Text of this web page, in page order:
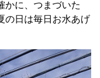
かに、つまづいた
の日は毎日お水あげ